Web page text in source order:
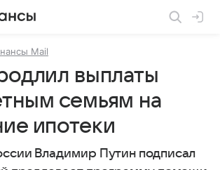
Mail
выплаты
семьям на
ипотеки
Владимир Путин подписал